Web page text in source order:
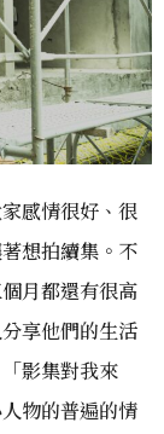
感情很好、很
想拍續集。不
月都還有很高
享他們的生活
影集對我來
物的普遍的情